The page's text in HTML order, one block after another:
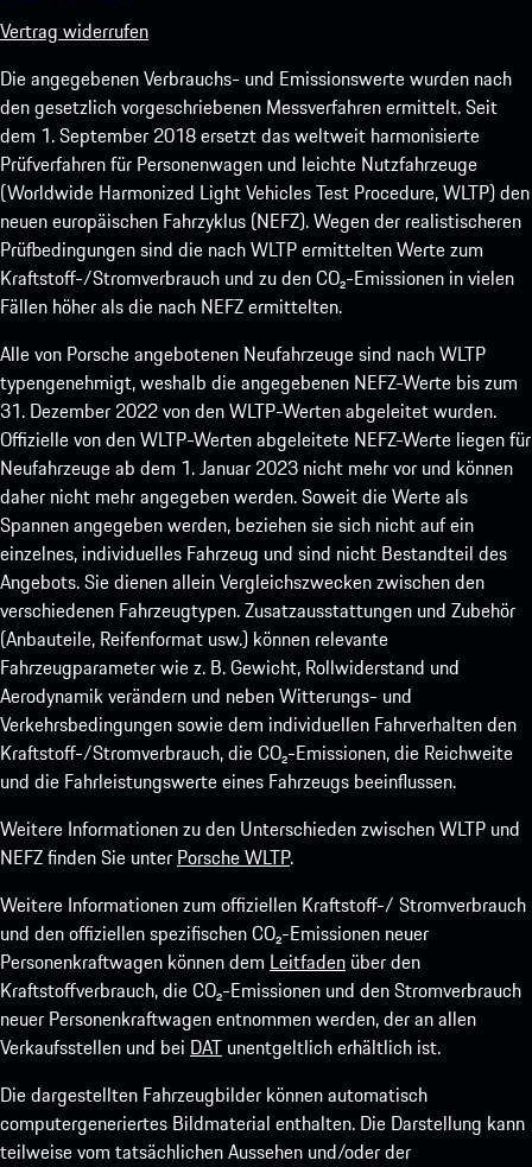
Vertrag widerrufen
Die angegebenen Verbrauchs- und Emissionswerte wurden nach
den gesetzlich vorgeschriebenen Messverfahren ermittelt. Seit
dem 1. September 2018 ersetzt das weltweit harmonisierte
Prüfverfahren für Personenwagen und leichte Nutzfahrzeuge
(Worldwide Harmonized Light Vehicles Test Procedure, WLTP) den
neuen europäischen Fahrzyklus (NEFZ). Wegen der realistischeren
Prüfbedingungen sind die nach WLTP ermittelten Werte zum
Kraftstoff-/Stromverbrauch und zu den CO₂-Emissionen in vielen
Fällen höher als die nach NEFZ ermittelten.
Alle von Porsche angebotenen Neufahrzeuge sind nach WLTP
typengenehmigt, weshalb die angegebenen NEFZ-Werte bis zum
31. Dezember 2022 von den WLTP-Werten abgeleitet wurden.
Offizielle von den WLTP-Werten abgeleitete NEFZ-Werte liegen für
Neufahrzeuge ab dem 1. Januar 2023 nicht mehr vor und können
daher nicht mehr angegeben werden. Soweit die Werte als
Spannen angegeben werden, beziehen sie sich nicht auf ein
einzelnes, individuelles Fahrzeug und sind nicht Bestandteil des
Angebots. Sie dienen allein Vergleichszwecken zwischen den
verschiedenen Fahrzeugtypen. Zusatzausstattungen und Zubehör
(Anbauteile, Reifenformat usw.) können relevante
Fahrzeugparameter wie z. B. Gewicht, Rollwiderstand und
Aerodynamik verändern und neben Witterungs- und
Verkehrsbedingungen sowie dem individuellen Fahrverhalten den
Kraftstoff-/Stromverbrauch, die CO₂-Emissionen, die Reichweite
und die Fahrleistungswerte eines Fahrzeugs beeinflussen.
Weitere Informationen zu den Unterschieden zwischen WLTP und
NEFZ finden Sie unter Porsche WLTP.
Weitere Informationen zum offiziellen Kraftstoff-/ Stromverbrauch
und den offiziellen spezifischen CO₂-Emissionen neuer
Personenkraftwagen können dem Leitfaden über den
Kraftstoffverbrauch, die CO₂-Emissionen und den Stromverbrauch
neuer Personenkraftwagen entnommen werden, der an allen
Verkaufsstellen und bei DAT unentgeltlich erhältlich ist.
Die dargestellten Fahrzeugbilder können automatisch
computergeneriertes Bildmaterial enthalten. Die Darstellung kann
teilweise vom tatsächlichen Aussehen und/oder der